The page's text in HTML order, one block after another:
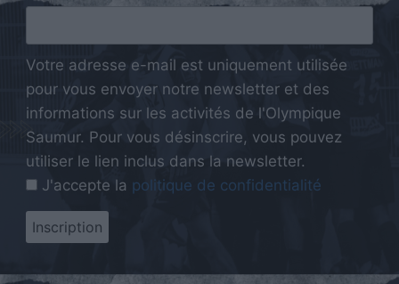
Votre adresse e-mail est uniquement utilisée
pour vous envoyer notre newsletter et des
informations sur les activités de l'Olympique
Saumur. Pour vous désinscrire, vous pouvez
utiliser le lien inclus dans la newsletter.
J'accepte la politique de confidentialité